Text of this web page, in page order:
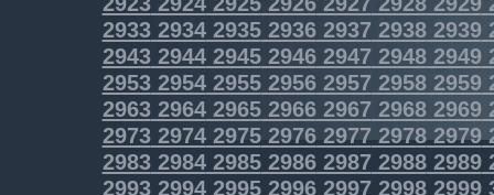
29332934293529362937 29382939
29432944294529462947 29482949
29532954295529562957 29582959
29632964296529662967 29682969
2973297429752976297729782979
2983298429852986298729882989
2993299429952996299729982999